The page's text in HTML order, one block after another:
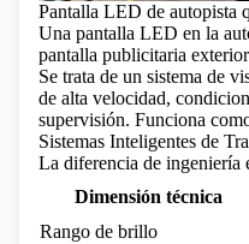
Pantalla LED de autopista
Una pantalla LED en la
pantalla publicitaria exterior
Se trata de un sistema de
de alta velocidad,
supervisión. Funciona
Sistemas Inteligentes de
La diferencia de ingeniería
Dimensión técnica
Rango de brillo